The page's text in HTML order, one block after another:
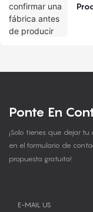
Ponte En
¡Solo tienes que dejar
en el formulario de
propuesta gratuita!
E-MAIL US